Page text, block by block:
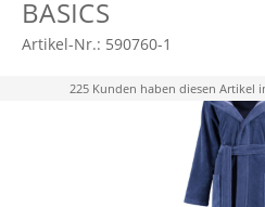
BASICS
Artikel-Nr.: 590760-1
225 Kunden haben diesen Artikel